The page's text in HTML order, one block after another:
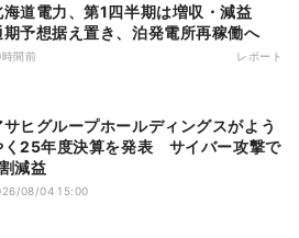
海道電力、第1四半期は増収・減益
期予想据え置き、泊発電所再稼働へ
間前 レポート
サヒグループホールディングスがよう
く25年度決算を発表 サイバー攻撃で
減益
08/04 15:00